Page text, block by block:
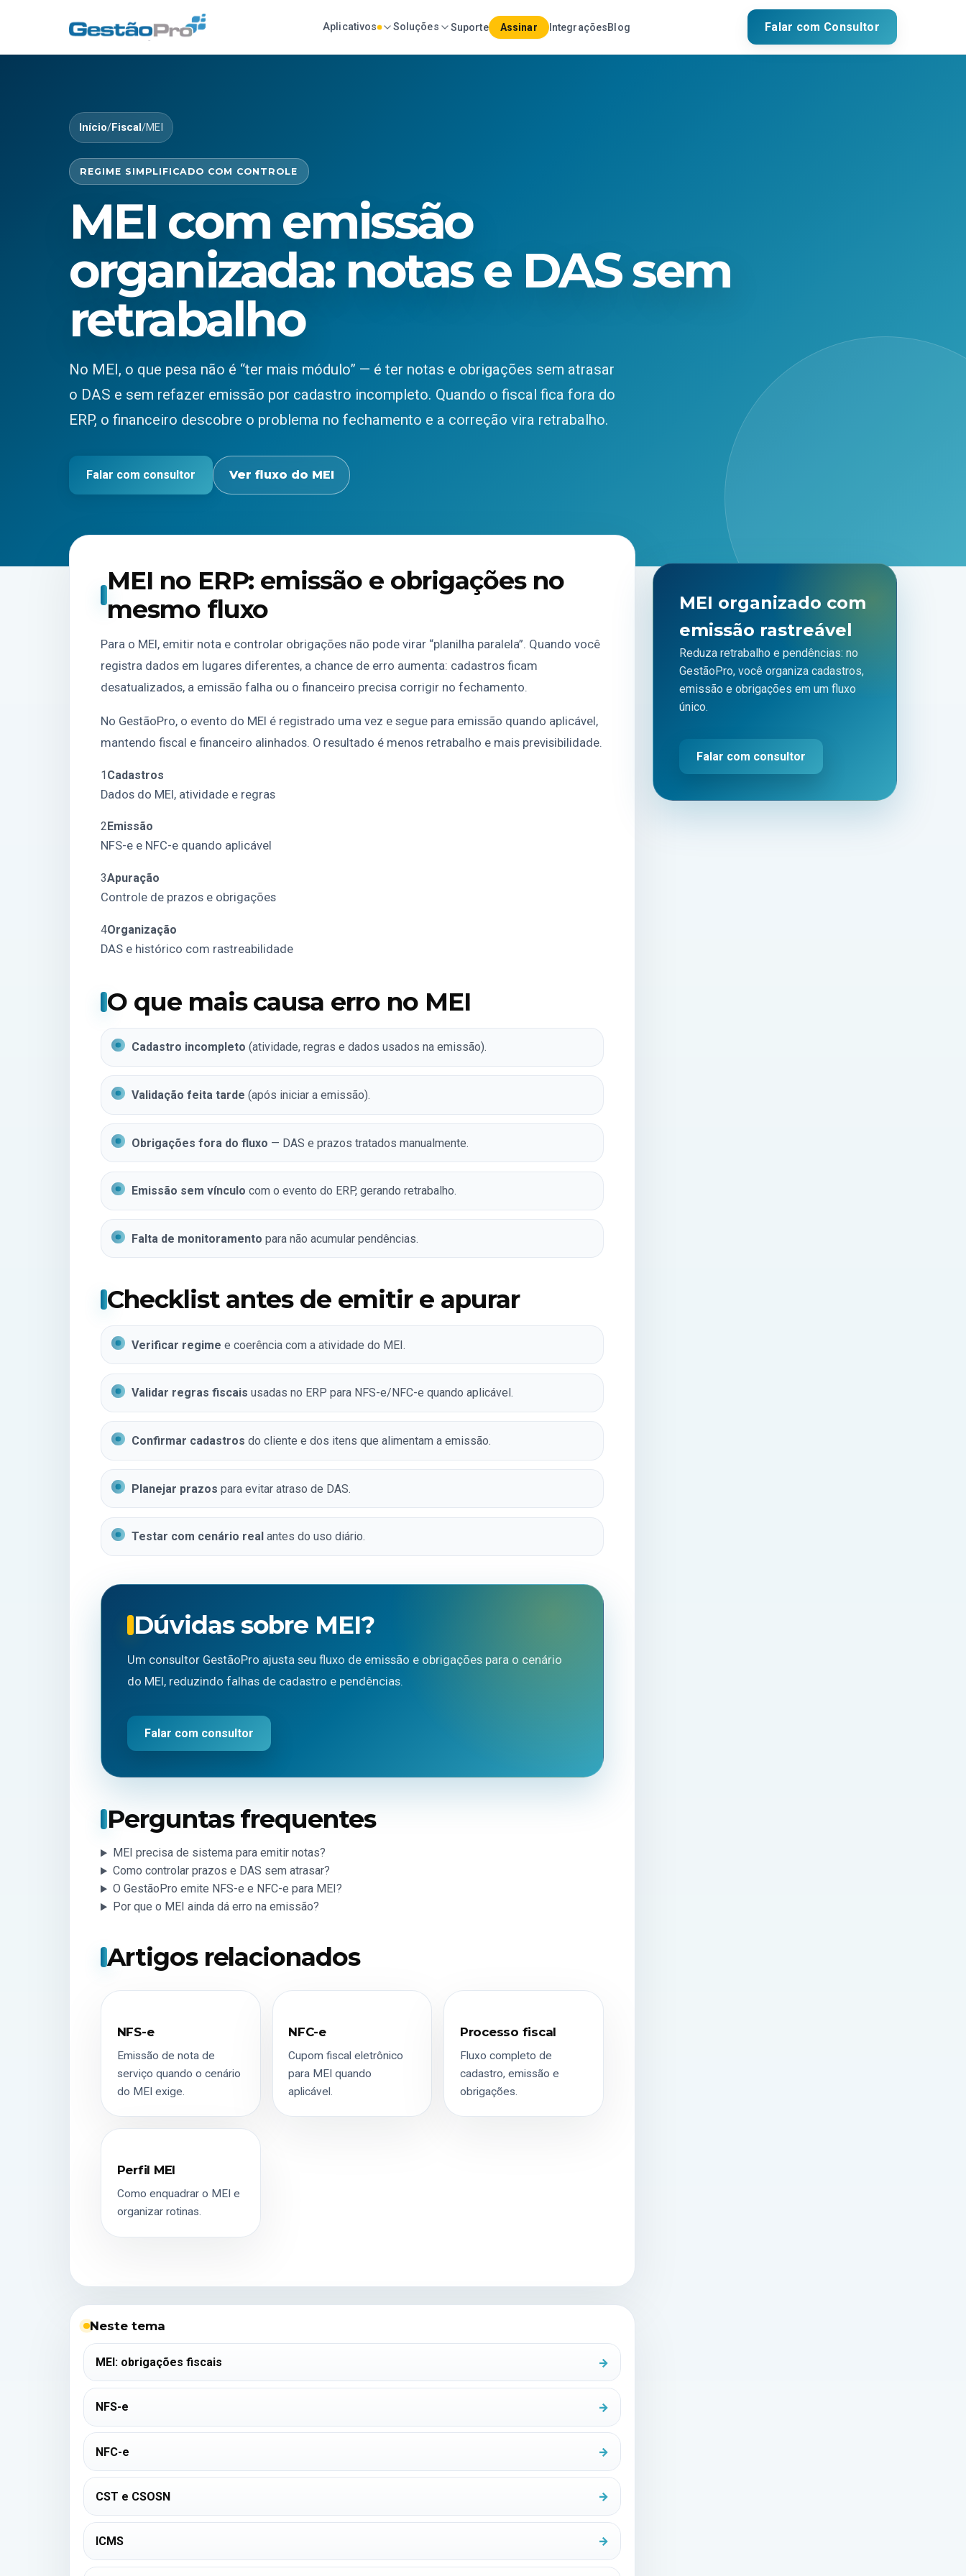
Aplicativos Soluções Suporte Assinar IntegraçõesBlog Falar com Consultor
Início/Fiscal/MEI
REGIME SIMPLIFICADO COM CONTROLE
MEI com emissão
organizada: notas e DAS sem
retrabalho
No MEI, o que pesa não é “ter mais módulo” — é ter notas e obrigações sem atrasar
o DAS e sem refazer emissão por cadastro incompleto. Quando o fiscal fica fora do
ERP, o financeiro descobre o problema no fechamento e a correção vira retrabalho.
Falar com consultor Ver fluxo do MEI
MEI no ERP: emissão e obrigações no
mesmo fluxo
Para o MEI, emitir nota e controlar obrigações não pode virar “planilha paralela”. Quando você
registra dados em lugares diferentes, a chance de erro aumenta: cadastros ficam
desatualizados, a emissão falha ou o financeiro precisa corrigir no fechamento.
No GestãoPro, o evento do MEI é registrado uma vez e segue para emissão quando aplicável,
mantendo fiscal e financeiro alinhados. O resultado é menos retrabalho e mais previsibilidade.
1Cadastros
Dados do MEI, atividade e regras
2 Emissão
NFS-e e NFC-e quando aplicável
3Apuração
Controle de prazos e obrigações
4Organização
DAS e histórico com rastreabilidade
O que mais causa erro no MEI
Cadastro incompleto (atividade, regras e dados usados na emissão).
Validação feita tarde (após iniciar a emissão).
Obrigações fora do fluxo — DAS e prazos tratados manualmente.
Emissão sem vínculo com o evento do ERP, gerando retrabalho.
Falta de monitoramento para não acumular pendências.
Checklist antes de emitir e apurar
Verificar regime e coerência com a atividade do MEI.
Validar regras fiscais usadas no ERP para NFS-e/NFC-e quando aplicável.
Confirmar cadastros do cliente e dos itens que alimentam a emissão.
Planejar prazos para evitar atraso de DAS.
Testar com cenário real antes do uso diário.
Dúvidas sobre MEI?
Um consultor GestãoPro ajusta seu fluxo de emissão e obrigações para o cenário
do MEI, reduzindo falhas de cadastro e pendências.
Falar com consultor
Perguntas frequentes
MEI precisa de sistema para emitir notas?
Como controlar prazos e DAS sem atrasar?
O GestãoPro emite NFS-e e NFC-e para MEI?
Por que o MEI ainda dá erro na emissão?
Artigos relacionados
NFS-e
Emissão de nota de
serviço quando o cenário
do MEI exige.
NFC-e
Cupom fiscal eletrônico
para MEI quando
aplicável.
Processo fiscal
Fluxo completo de
cadastro, emissão e
obrigações.
Perfil MEI
Como enquadrar o MEI e
organizar rotinas.
MEI organizado com
emissão rastreável
Reduza retrabalho e pendências: no
GestãoPro, você organiza cadastros,
emissão e obrigações em um fluxo
único.
Falar com consultor
Neste tema
MEI: obrigações fiscais
NFS-e
NFC-e
CST e CSOSN
ICMS